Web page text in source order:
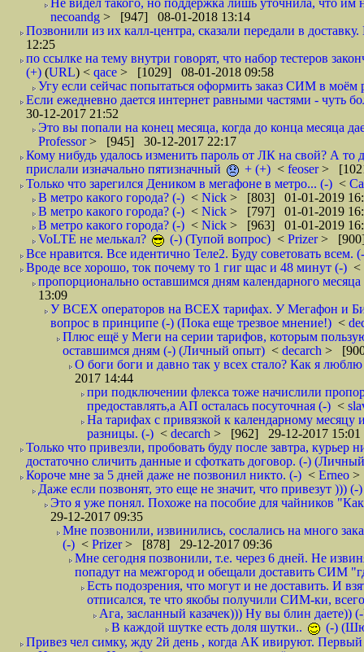
Не видел такого, но поддержка лишь уточнила, что
necoandg > [947] 08-01-2018 13:14
Позвонили из их калл-центра, сказали передали в
12:25
по ссылке на тему внутри говорят, что набор тестеров
(+) (URL) < qace > [1029] 08-01-2018 09:58
Угу если сейчас попытаться оформить заказ СИМ в моём
Если ежедневно дается интернет равными частями - чуть
30-12-2017 21:52
Это вы попали на конец месяца, когда до конца месяца
Professor> [945] 30-12-2017 22:17
Кому нибудь удалось изменить пароль от ЛК на свой? А то
прислали изначально пятизначный
+ (+) < feoser>
Только что зарегился Деником в мегафоне в метро... (-) <
В метро какого города? (-) < Nick > [803] 01-01-2019
В метро какого города? (-) < Nick > [797] 01-01-2019
В метро какого города? (-) < Nick > [963] 01-01-2019
VoLTE не мелькал?
(-) (Тупой вопрос) < Prizer>
Все нравится. Все идентично Теле2. Буду советовать всем.
Вроде все хорошо, ток почему то 1 гиг щас и 48 минут (-) <
пропорционально оставшимся дням календарного
13:09
У ВСЕХ операторов на ВСЕХ тарифах. У Мегафон и Би
вопрос в принципе (-) (Пока еще трезвое мнение!) <
Плюс ещё у Меги на серии тарифов, которым
оставшимся дням (-) (Личный опыт) < decarch >
О боги боги и давно так у всех стало? Как я
2017 14:44
при подключении флекса тоже начислили
предоставлять,а АП осталась посуточная (-) <
На тарифах с привязкой к календарному
разницы. (-) < decarch > [962] 29-12-2017 15:01
Только что привезли, пробовать буду после завтра,
достаточно сличить данные и сфоткать договор. (-)
Короче мне за 5 дней даже не позвонил никто. (-) < Erneo >
Даже если позвонят, это еще не значит, что привезут ))) (-)
Это я уже понял. Похоже на пособие для чайников
29-12-2017 09:35
Мне позвонили, извинились, сослались на много
(-) < Prizer> [878] 29-12-2017 09:36
Мне сегодня позвонили, т.е. через 6 дней. Не
попадут на межгород и обещали доставить СИМ
Есть подозрения, что могут и не доставить. И
отписался, те что якобы получили СИМ-ки,
Ага, засланный казачек))) Ну вы блин даете))
В каждой шутке есть доля шутки..
(-)
Привез чел симку, жду 2й день , когда АК ивируют. Первый